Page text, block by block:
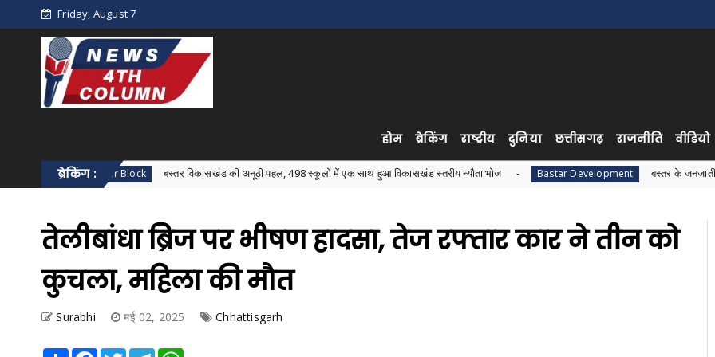
Friday, August 7
होम ब्रेकिंग राष्ट्रीय दुनिया छत्तीसगढ़ राजनीति वीडियो
ब्रेकिंग :
Bastar Block बस्तर विकासखंड की अनूठी पहल, 498 स्कूलों में एक साथ हुआ विकासखंड स्तरीय न्यौता भोज Bastar Development बस्तर के जनजातीय विकास को
तेलीबांधा ब्रिज पर भीषण हादसा, तेज रफ्तार कार ने तीन को
कुचला, महिला की मौत
Surabhi मई 02, 2025 Chhattisgarh